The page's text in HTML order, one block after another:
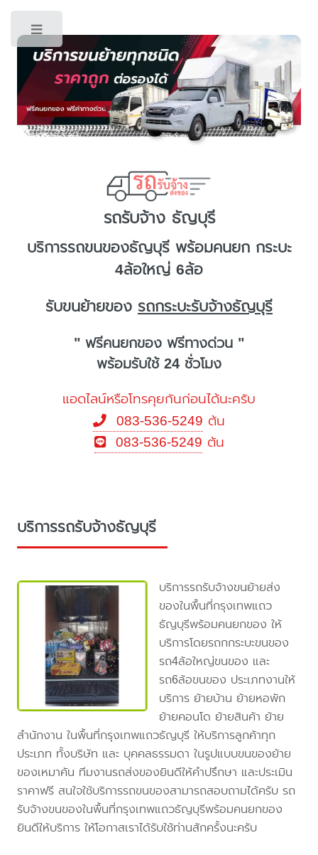
รถรับจ้าง ธัญบุรี
บริการรถขนของธัญบุรีพร้อมคนยก กระบะ
4ล้อใหญ่ 6ล้อ
รับขนย้ายของ รถกระบะรับจ้างธัญบุรี
" ฟรีคนยกของ ฟรีทางด่วน "
พร้อมรับใช้ 24 ชั่วโมง
แอดไลน์หรือโทรคุยกันก่อนได้นะครับ
083-536-5249 ต้น
083-536-5249 ต้น
บริการรถรับจ้างธัญบุรี
บริการรถรับจ้างขนย้ายส่ง
ของในพื้นที่กรุงเทพแถว
ธัญบุรีพร้อมคนยกของ ให้
บริการโดยรถกกระบะขนของ
รถ4ล้อใหญ่ขนของ และ
รถ6ล้อขนของ ประเภทงานให้
บริการ ย้ายบ้าน ย้ายหอพัก
ย้ายคอนโด ย้ายสินค้า ย้าย
สำนักงาน ในพื้นที่กรุงเทพแถวธัญบุรี ให้บริการลูกค้าทุก
ประเภท ทั้งบริษัท และ บุคคลธรรมดา ในรูปแบบขนของย้าย
ของเหมาคัน ทีมงานรถส่งของยินดีให้คำปรึกษา และประเมิน
ราคาฟรี สนใจใช้บริการรถขนของสามารถสอบถามได้ครับ รถ
รับจ้างขนของในพื้นที่กรุงเทพแถวธัญบุรีพร้อมคนยกของ
ยินดีให้บริการ ให้โอกาสเราได้รับใช้ท่านสักครั้งนะครับ
Toggle